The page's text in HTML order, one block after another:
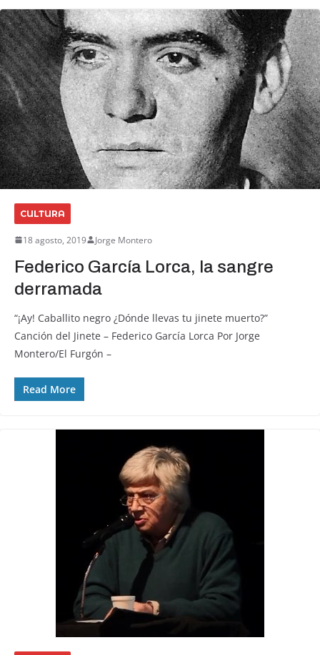
CULTURA
18 agosto, 2019 Jorge Montero
Federico García Lorca, la sangre
derramada
“¡Ay! Caballito negro ¿Dónde llevas tu jinete muerto?”
Canción del Jinete – Federico García Lorca Por Jorge
Montero/El Furgón –
Read More